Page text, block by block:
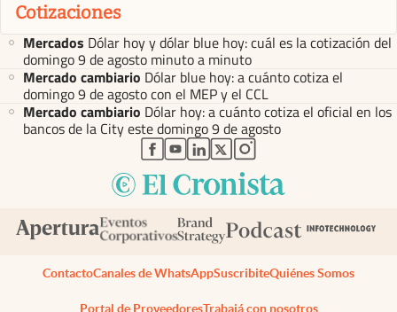
Cotizaciones
Mercados Dólar hoy y dólar blue hoy: cuál es la cotización del
domingo 9 de agosto minuto a minuto
Mercado cambiario Dólar blue hoy: a cuánto cotiza el
domingo 9 de agosto con el MEP y el CCL
Mercado cambiario Dólar hoy: a cuánto cotiza el oficial en los
bancos de la City este domingo 9 de agosto
abre en nueva pestaña
abre en nueva pestaña
abre en nueva pestaña
abre en nueva pestaña
abre en nueva pestaña
ContactoCanales de WhatsAppSuscribiteQuiénes Somos
Portal de ProveedoresTrabajá con nosotros